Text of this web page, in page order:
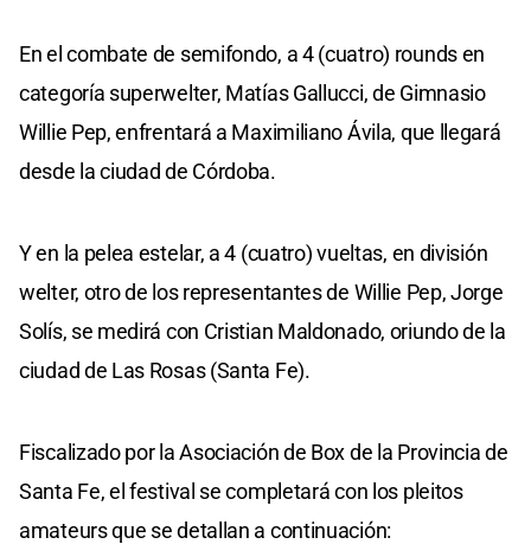
En el combate de semifondo, a 4 (cuatro) rounds en
categoría superwelter, Matías Gallucci, de Gimnasio
Willie Pep, enfrentará a Maximiliano Ávila, que llegará
desde la ciudad de Córdoba.
Y en la pelea estelar, a 4 (cuatro) vueltas, en división
welter, otro de los representantes de Willie Pep, Jorge
Solís, se medirá con Cristian Maldonado, oriundo de la
ciudad de Las Rosas (Santa Fe).
Fiscalizado por la Asociación de Box de la Provincia de
Santa Fe, el festival se completará con los pleitos
amateurs que se detallan a continuación: